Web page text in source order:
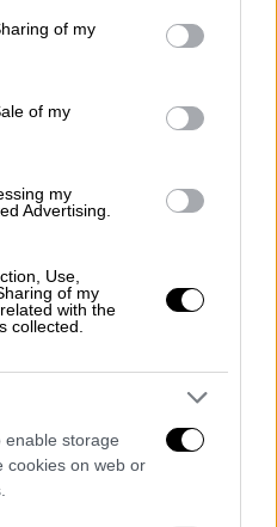
behaviour. You may click to
and its third-party tags to
purposes in below Google
of my
of my
my
Advertising.
Use,
of my
with the
collected.
enable storage
cookies on web or